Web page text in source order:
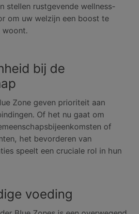
stellen rustgevende wellness-
om uw welzijn een boost te
woont.
bij de
Zone geven prioriteit aan
Of het nu gaat om
of
het bevorderen van
speelt een cruciale rol in hun
voeding